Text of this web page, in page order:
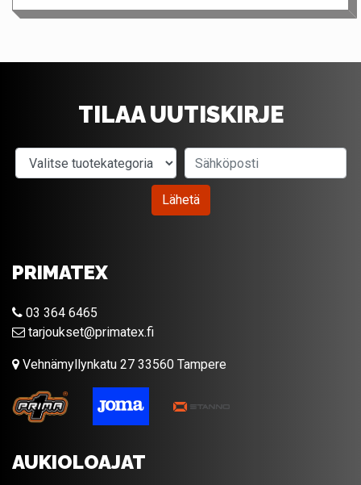
TILAA UUTISKIRJE
Valitse tuotekategoria
Lähetä
PRIMATEX
03 364 6465
tarjoukset@primatex.fi
Vehnämyllynkatu 27 33560 Tampere
AUKIOLOAJAT